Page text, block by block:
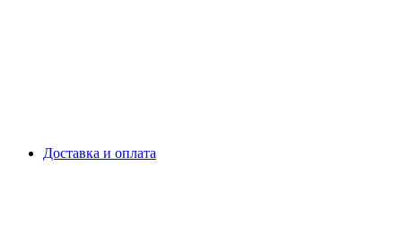
Доставка и оплата